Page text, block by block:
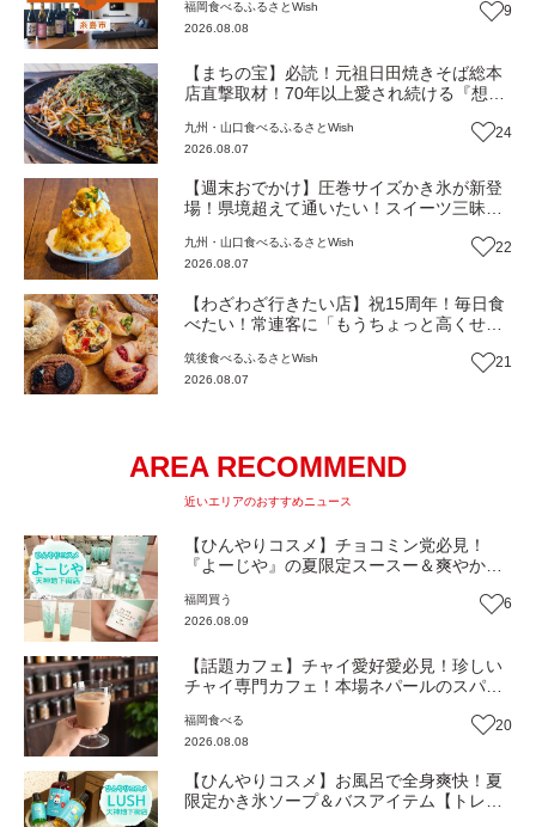
福岡食べる ふるさとWish
2026.08.08
9
【まちの宝】必読！元祖日田焼きそば総本
店直撃取材！70年以上愛され続ける『想夫
（大分・日田市）【まち歩き】
九州・山口食べるふるさとWish
2026.08.07
24
【週末おでかけ】圧巻サイズかき氷が新登
場！県境超えて通いたい！スイーツ三昧の
（大分・日田市）【まち歩き】
九州・山口食べるふるさとWish
2026.08.07
22
【わざわざ行きたい店】祝15周年！毎日食
べたい！常連客に「もうちょっと高くせん
おいしいもの『ニコパン』（福岡・大木
町）【まち歩き】
筑後食べる ふるさとWish
2026.08.07
21
AREA RECOMMEND
近いエリアのおすすめニュース
【ひんやりコスメ】チョコミン党必見！
『よーじや』の夏限定スースー＆爽やかラ
福岡 買う
2026.08.09
6
【話題カフェ】チャイ愛好愛必見！珍しい
チャイ専門カフェ！本場ネパールのスパイ
ン（福岡市南区）【まち歩き】
福岡食べる
2026.08.08
20
【ひんやりコスメ】お風呂で全身爽快！夏
限定かき氷ソープ＆バスアイテム【トレン